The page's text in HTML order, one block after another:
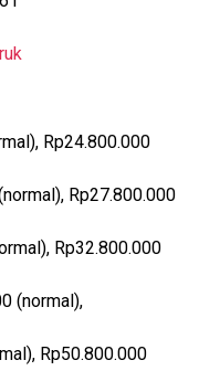
Rp24.800.000
Rp27.800.000
Rp32.800.000
(normal),
Rp50.800.000